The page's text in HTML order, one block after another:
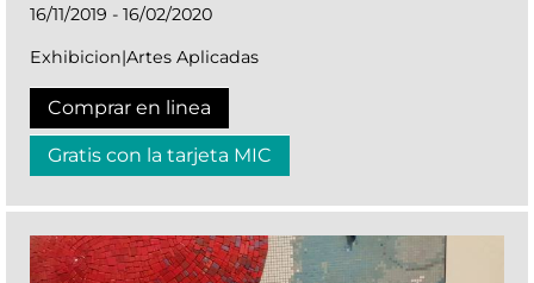
16/11/2019 - 16/02/2020
Exhibicion|Artes Aplicadas
Comprar en linea
Gratis con la tarjeta MIC